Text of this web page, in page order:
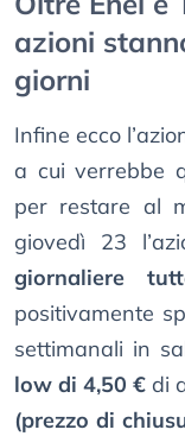
azioni
giorni
Infine ecco
a cui verrebbe
per restare al
giovedì 23
giornaliere
positivamente
settimanali in
low di 4,50 € di
(prezzo di